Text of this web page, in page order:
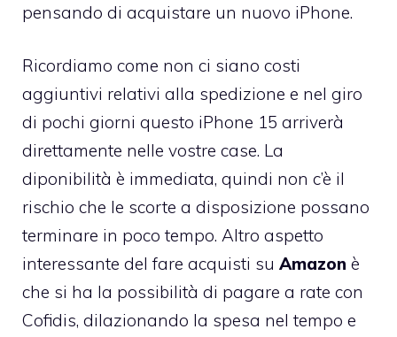
pensando di acquistare un nuovo iPhone.
Ricordiamo come non ci siano costi
aggiuntivi relativi alla spedizione e nel giro
di pochi giorni questo iPhone 15 arriverà
direttamente nelle vostre case. La
diponibilità è immediata, quindi non c’è il
rischio che le scorte a disposizione possano
terminare in poco tempo. Altro aspetto
interessante del fare acquisti su Amazon è
che si ha la possibilità di pagare a rate con
Cofidis, dilazionando la spesa nel tempo e